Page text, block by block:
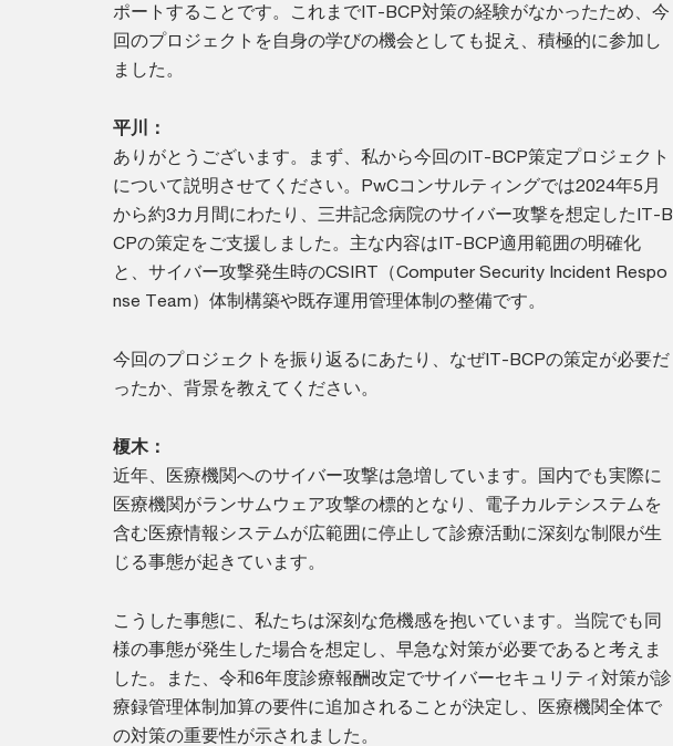
ポートすることです。これまでIT-BCP対策の経験がなかったため、今
回のプロジェクトを自身の学びの機会としても捉え、積極的に参加し
ました。
平川：
ありがとうございます。まず、私から今回のIT-BCP策定プロジェクト
について説明させてください。PwCコンサルティングでは2024年5月
から約3カ月間にわたり、三井記念病院のサイバー攻撃を想定したIT-B
CPの策定をご支援しました。主な内容はIT-BCP適用範囲の明確化
と、サイバー攻撃発生時のCSIRT（Computer Security Incident Respo
nse Team）体制構築や既存運用管理体制の整備です。
今回のプロジェクトを振り返るにあたり、なぜIT-BCPの策定が必要だ
ったか、背景を教えてください。
榎木：
近年、医療機関へのサイバー攻撃は急増しています。国内でも実際に
医療機関がランサムウェア攻撃の標的となり、電子カルテシステムを
含む医療情報システムが広範囲に停止して診療活動に深刻な制限が生
じる事態が起きています。
こうした事態に、私たちは深刻な危機感を抱いています。当院でも同
様の事態が発生した場合を想定し、早急な対策が必要であると考えま
した。また、令和6年度診療報酬改定でサイバーセキュリティ対策が診
療録管理体制加算の要件に追加されることが決定し、医療機関全体で
の対策の重要性が示されました。